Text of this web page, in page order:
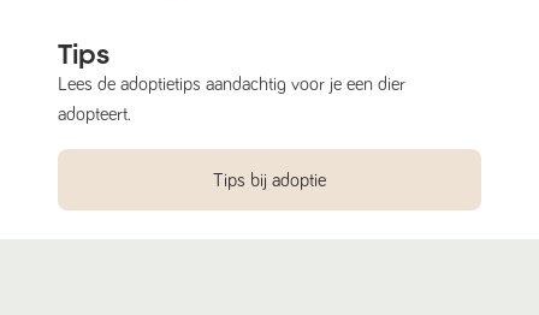
Tips
Lees de adoptietips aandachtig voor je een dier
adopteert.
Tips bij adoptie